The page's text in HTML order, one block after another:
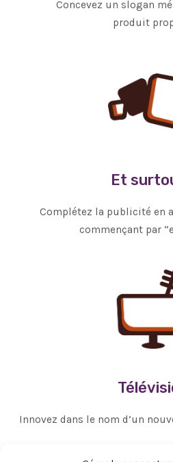
Concevez un slogan
produit
Et
Complétez la publicité en
commençant par
Innovez dans le nom d’un